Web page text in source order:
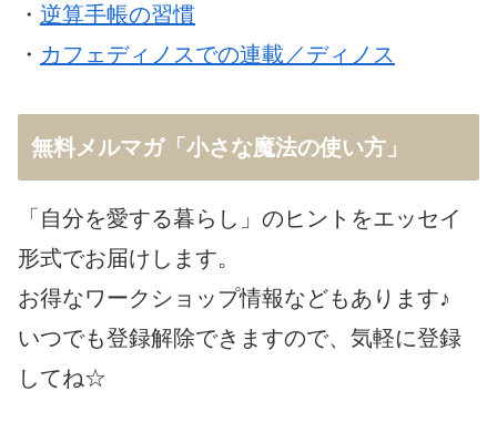
・ 逆算手帳の習慣
・ カフェディノスでの連載／ディノス
無料メルマガ「小さな魔法の使い方」
「自分を愛する暮らし」のヒントをエッセイ
形式でお届けします。
お得なワークショップ情報などもあります♪
いつでも登録解除できますので、気軽に登録
してね☆